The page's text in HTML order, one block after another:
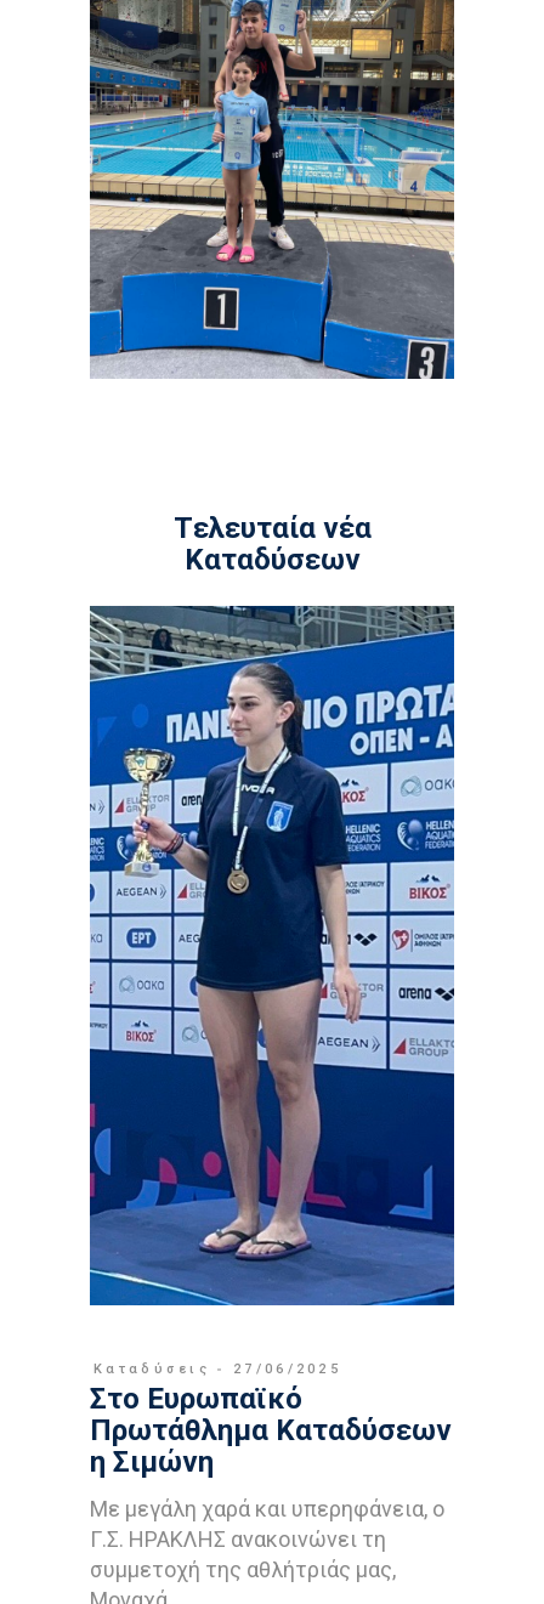
Tελευταία νέα
Καταδύσεων
Καταδύσεις 27/06/2025
Στο Ευρωπαϊκό
Πρωτάθλημα Καταδύσεων
η Σιμώνη
Με μεγάλη χαρά και υπερηφάνεια, ο
Γ.Σ. ΗΡΑΚΛΗΣ ανακοινώνει τη
συμμετοχή της αθλήτριάς μας,